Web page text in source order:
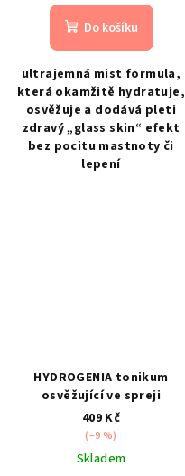
Do košíku
ultrajemná mist formula,
která okamžitě hydratuje,
osvěžuje a dodává pleti
zdravý „glass skin“ efekt
bez pocitu mastnoty či
lepení
HYDROGENIA tonikum
osvěžující ve spreji
409 Kč
(–9 %)
Skladem